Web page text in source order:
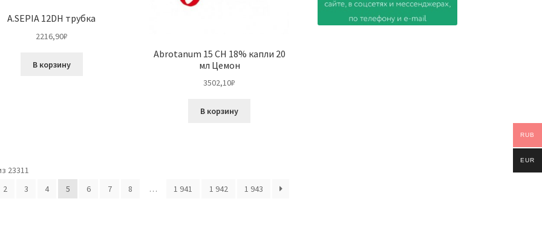
A.SEPIA 12DH трубка
2216,90₽
В корзину
Abrotanum 15 CH 18% капли 20
мл Цемон
3502,10₽
В корзину
23311
2
3 4 5 6 7 8 … 1 941 1 942 1 943
RUB
EUR